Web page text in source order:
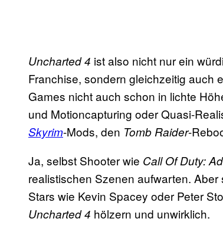
Uncharted 4 ist also nicht nur ein
Franchise, sondern gleichzeitig auch
Games nicht auch schon in lichte
und Motioncapturing oder Quasi-
Skyrim-Mods, den Tomb Raider-
Ja, selbst Shooter wie Call Of Duty:
realistischen Szenen aufwarten.
Stars wie Kevin Spacey oder Peter
Uncharted 4 hölzern und unwirklich.